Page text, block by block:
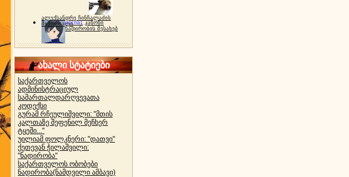
ალექსანდრე ჩინჩალაძის
მემორიალიgocha1 კანონი
ნადირობის შესახებ
ახალი სტატიები
საქართველოს
ადმინისტრაციულ
სამართალდარღვევათა
კოდექსი
გურამ რჩეულიშვილი: "მთის
კალთაზე შეფენილ მეჩხერ
ტყეში..."
უილიამ ფოლკნერი: "დათვი"
ქეთევან ჭილაშვილი:
"ნადირობა"
საქართველოს ობობები
ნადირობა(ნამდვილი ამბავი)